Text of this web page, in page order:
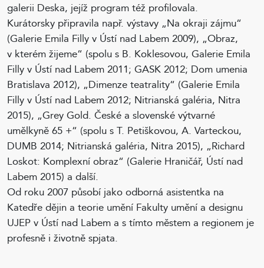
galerii Deska, jejíž program též profilovala.
Kurátorsky připravila např. výstavy „Na okraji zájmu“
(Galerie Emila Filly v Ústí nad Labem 2009), „Obraz,
v kterém žijeme“ (spolu s B. Koklesovou, Galerie Emila
Filly v Ústí nad Labem 2011; GASK 2012; Dom umenia
Bratislava 2012), „Dimenze teatrality“ (Galerie Emila
Filly v Ústí nad Labem 2012; Nitrianská galéria, Nitra
2015), „Grey Gold. České a slovenské výtvarné
umělkyně 65 +“ (spolu s T. Petiškovou, A. Varteckou,
DUMB 2014; Nitrianská galéria, Nitra 2015), „Richard
Loskot: Komplexní obraz“ (Galerie Hraničář, Ústí nad
Labem 2015) a další.
Od roku 2007 působí jako odborná asistentka na
Katedře dějin a teorie umění Fakulty umění a designu
UJEP v Ústí nad Labem a s tímto městem a regionem je
profesně i životně spjata.